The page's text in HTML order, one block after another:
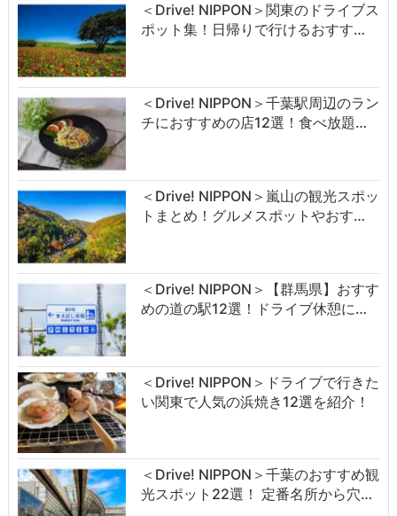
＜Drive! NIPPON＞関東のドライブス
ポット集！日帰りで行けるおすす…
＜Drive! NIPPON＞千葉駅周辺のラン
チにおすすめの店12選！食べ放題…
＜Drive! NIPPON＞嵐山の観光スポッ
トまとめ！グルメスポットやおす…
＜Drive! NIPPON＞【群馬県】おすす
めの道の駅12選！ドライブ休憩に…
＜Drive! NIPPON＞ドライブで行きた
い関東で人気の浜焼き12選を紹介！
＜Drive! NIPPON＞千葉のおすすめ観
光スポット22選！ 定番名所から穴…